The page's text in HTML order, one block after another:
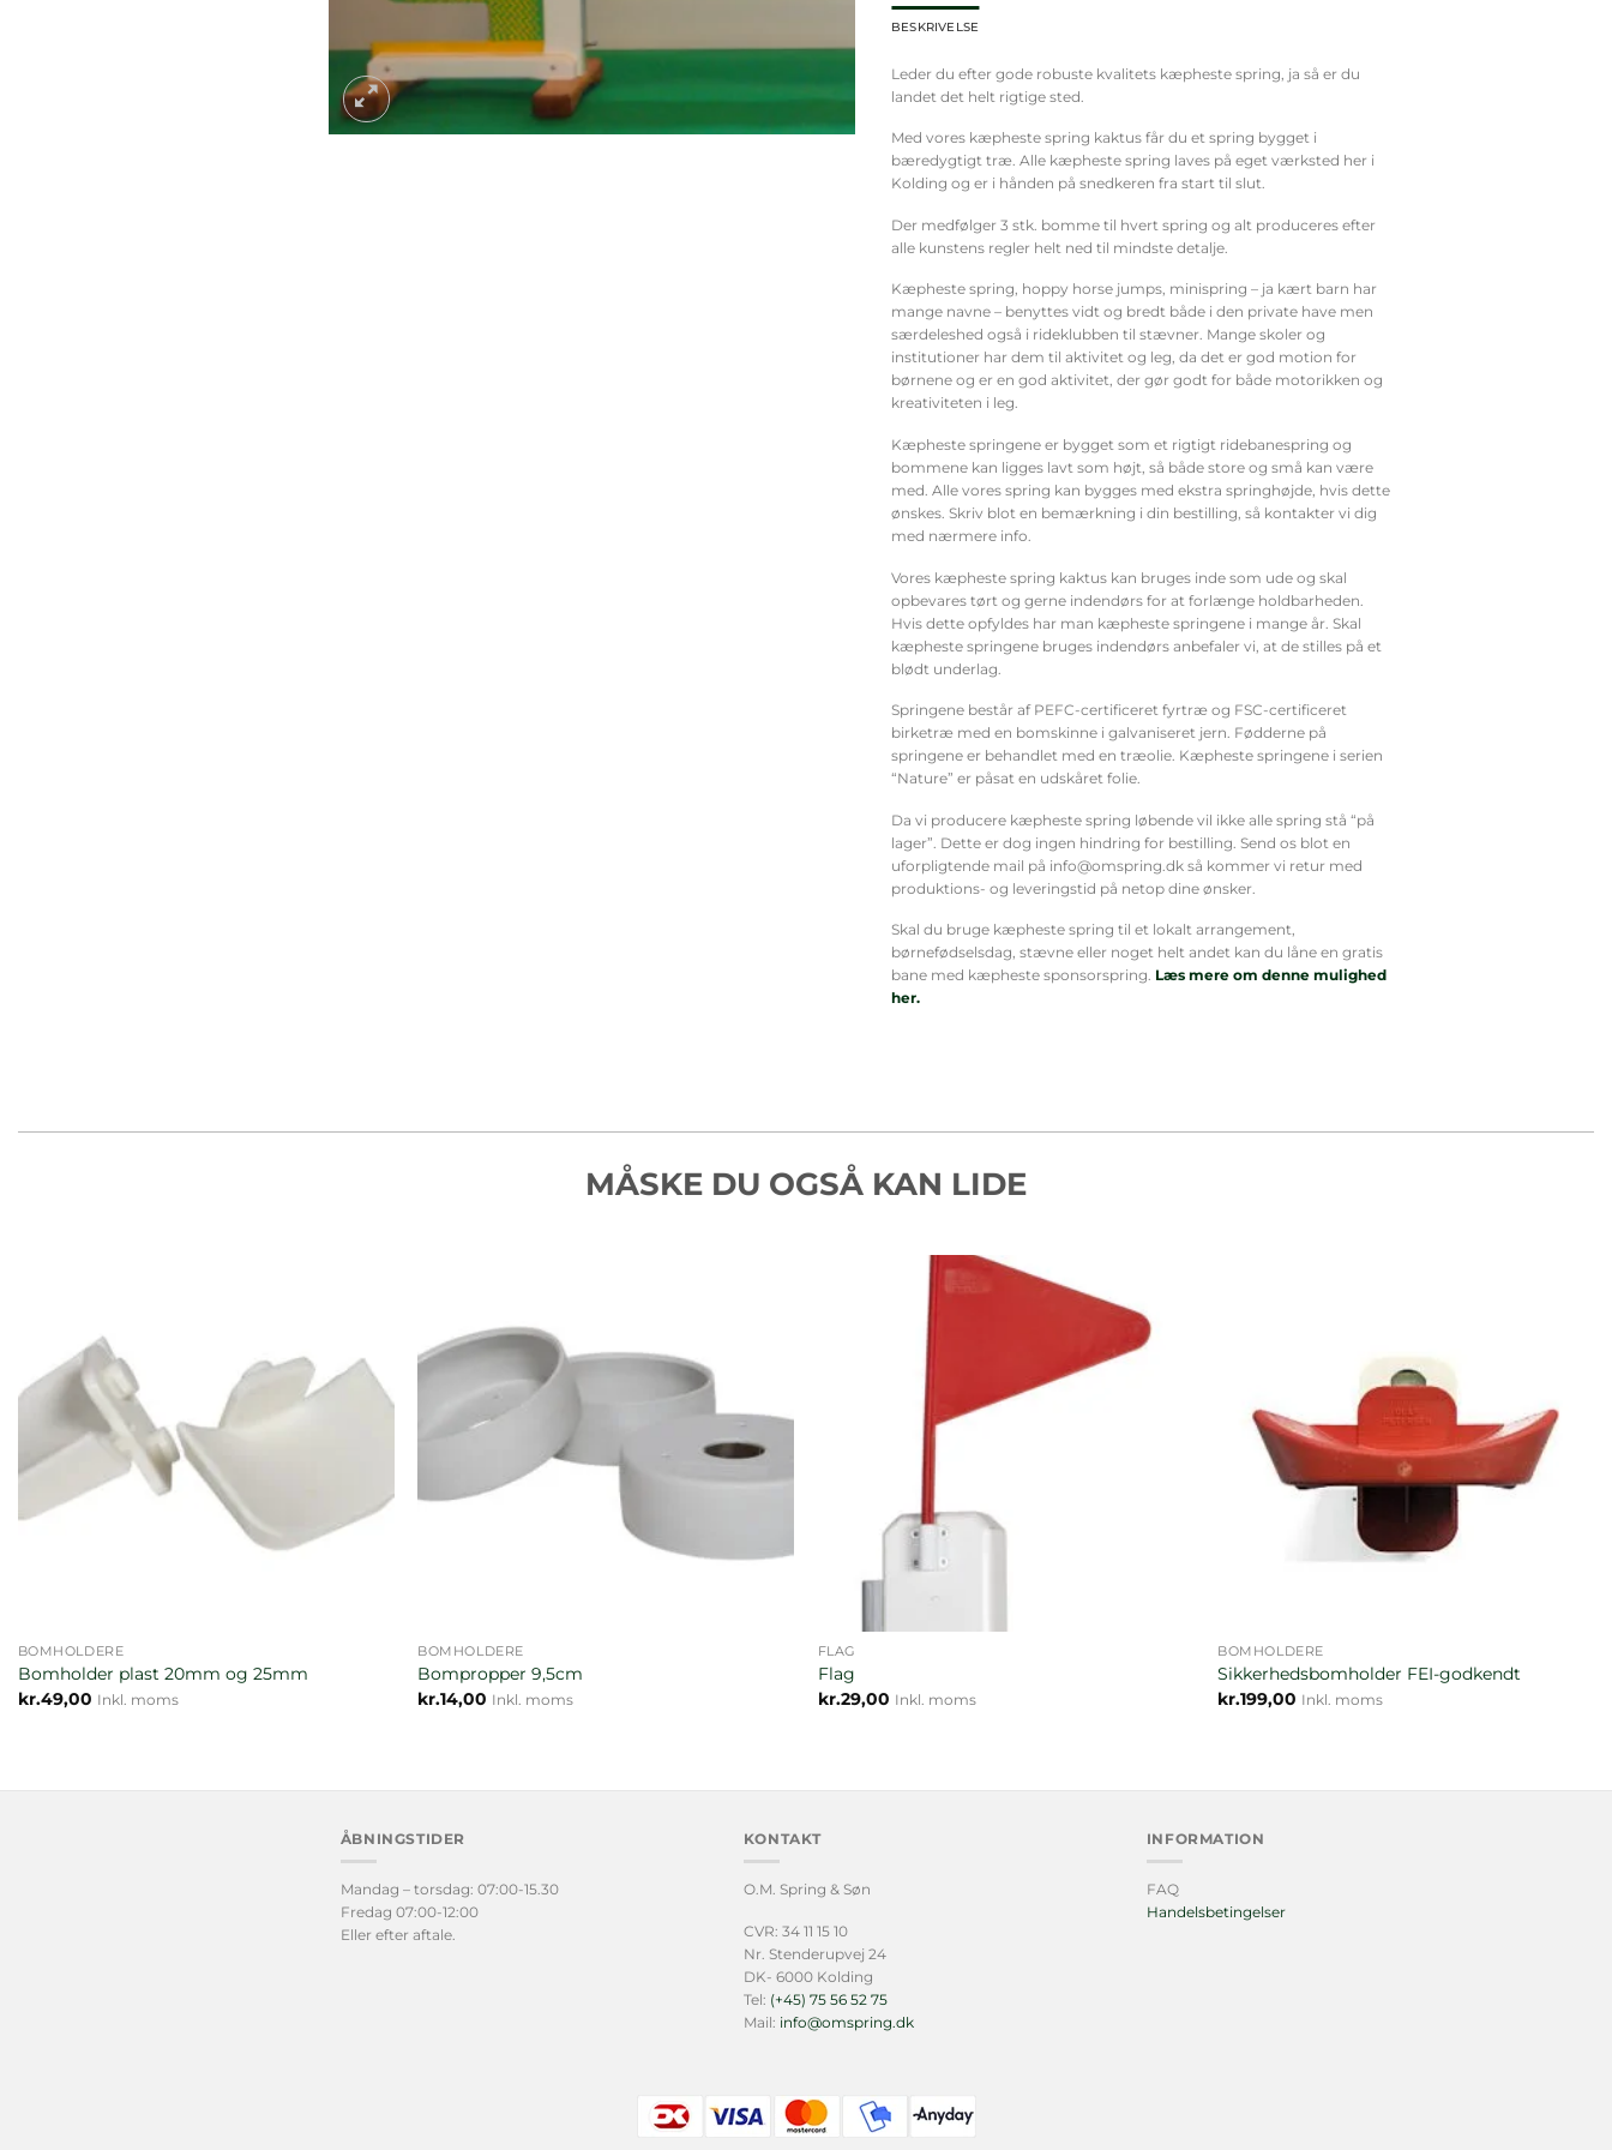
BESKRIVELSE
Leder du efter gode robuste kvalitets kæpheste spring, ja så er du
landet det helt rigtige sted.
Med vores kæpheste spring kaktus får du et spring bygget i
bæredygtigt træ. Alle kæpheste spring laves på eget værksted her i
Kolding og er i hånden på snedkeren fra start til slut.
Der medfølger 3 stk. bomme til hvert spring og alt produceres efter
alle kunstens regler helt ned til mindste detalje.
Kæpheste spring, hoppy horse jumps, minispring – ja kært barn har
mange navne – benyttes vidt og bredt både i den private have men
særdeleshed også i rideklubben til stævner. Mange skoler og
institutioner har dem til aktivitet og leg, da det er god motion for
børnene og er en god aktivitet, der gør godt for både motorikken og
kreativiteten i leg.
Kæpheste springene er bygget som et rigtigt ridebanespring og
bommene kan ligges lavt som højt, så både store og små kan være
med. Alle vores spring kan bygges med ekstra springhøjde, hvis dette
ønskes. Skriv blot en bemærkning i din bestilling, så kontakter vi dig
med nærmere info.
Vores kæpheste spring kaktus kan bruges inde som ude og skal
opbevares tørt og gerne indendørs for at forlænge holdbarheden.
Hvis dette opfyldes har man kæpheste springene i mange år. Skal
kæpheste springene bruges indendørs anbefaler vi, at de stilles på et
blødt underlag.
Springene består af PEFC-certificeret fyrtræ og FSC-certificeret
birketræ med en bomskinne i galvaniseret jern. Fødderne på
springene er behandlet med en træolie. Kæpheste springene i serien
“Nature” er påsat en udskåret folie.
Da vi producere kæpheste spring løbende vil ikke alle spring stå “på
lager”. Dette er dog ingen hindring for bestilling. Send os blot en
uforpligtende mail på info@omspring.dk så kommer vi retur med
produktions- og leveringstid på netop dine ønsker.
Skal du bruge kæpheste spring til et lokalt arrangement,
børnefødselsdag, stævne eller noget helt andet kan du låne en gratis
bane med kæpheste sponsorspring. Læs mere om denne mulighed
her.
MÅSKE DU OGSÅ KAN LIDE
BOMHOLDERE
Bomholder plast 20mm og 25mm
kr.49,00 Inkl. moms
BOMHOLDERE
Bompropper 9,5cm
kr.14,00 Inkl. moms
FLAG
Flag
kr.29,00 Inkl. moms
BOMHOLDERE
Sikkerhedsbomholder FEI-godkendt
kr.199,00 Inkl. moms
ÅBNINGSTIDER
Mandag – torsdag: 07:00-15.30
Fredag 07:00-12:00
Eller efter aftale.
KONTAKT
O.M. Spring & Søn
CVR: 34 11 15 10
Nr. Stenderupvej 24
DK- 6000 Kolding
Tel: (+45) 75 56 52 75
Mail: info@omspring.dk
INFORMATION
FAQ
Handelsbetingelser